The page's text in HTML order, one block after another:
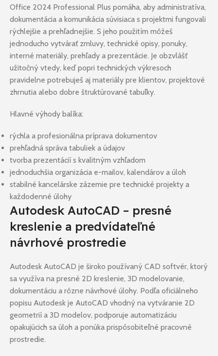
Office 2024 Professional Plus pomáha, aby administratíva,
dokumentácia a komunikácia súvisiaca s projektmi fungovali
rýchlejšie a prehľadnejšie. S jeho použitím môžeš
jednoducho vytvárať zmluvy, technické opisy, ponuky,
interné materiály, prehľady a prezentácie. Je obzvlášť
užitočný vtedy, keď popri technických výkresoch
pravidelne potrebuješ aj materiály pre klientov, projektové
zhrnutia alebo dobre štruktúrované tabuľky.
Hlavné výhody balíka:
rýchla a profesionálna príprava dokumentov
prehľadná správa tabuliek a údajov
tvorba prezentácií s kvalitným vzhľadom
jednoduchšia organizácia e-mailov, kalendárov a úloh
stabilné kancelárske zázemie pre technické projekty a
každodenné úlohy
Autodesk AutoCAD – presné
kreslenie a predvídateľné
návrhové prostredie
Autodesk AutoCAD je široko používaný CAD softvér, ktorý
sa využíva na presné 2D kreslenie, 3D modelovanie,
dokumentáciu a rôzne návrhové úlohy. Podľa oficiálneho
popisu Autodesk je AutoCAD vhodný na vytváranie 2D
geometrií a 3D modelov, podporuje automatizáciu
opakujúcich sa úloh a ponúka prispôsobiteľné pracovné
prostredie.